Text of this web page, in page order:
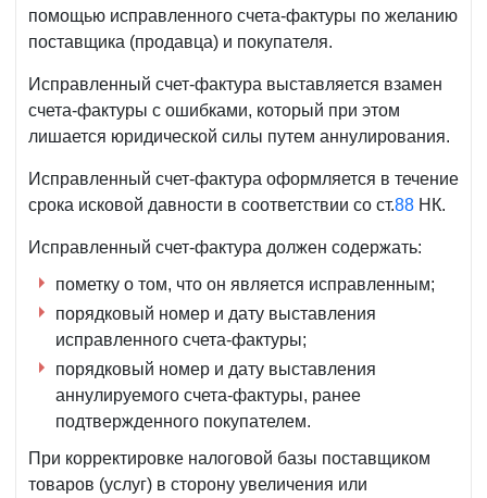
помощью исправленного счета-фактуры по желанию
поставщика (продавца) и покупателя.
Исправленный счет-фактура выставляется взамен
счета-фактуры с ошибками, который при этом
лишается юридической силы путем аннулирования.
Исправленный счет-фактура оформляется в течение
срока исковой давности в соответствии со ст.88 НК.
Исправленный счет-фактура должен содержать:
пометку о том, что он является исправленным;
порядковый номер и дату выставления
исправленного счета-фактуры;
порядковый номер и дату выставления
аннулируемого счета-фактуры, ранее
подтвержденного покупателем.
При корректировке налоговой базы поставщиком
товаров (услуг) в сторону увеличения или